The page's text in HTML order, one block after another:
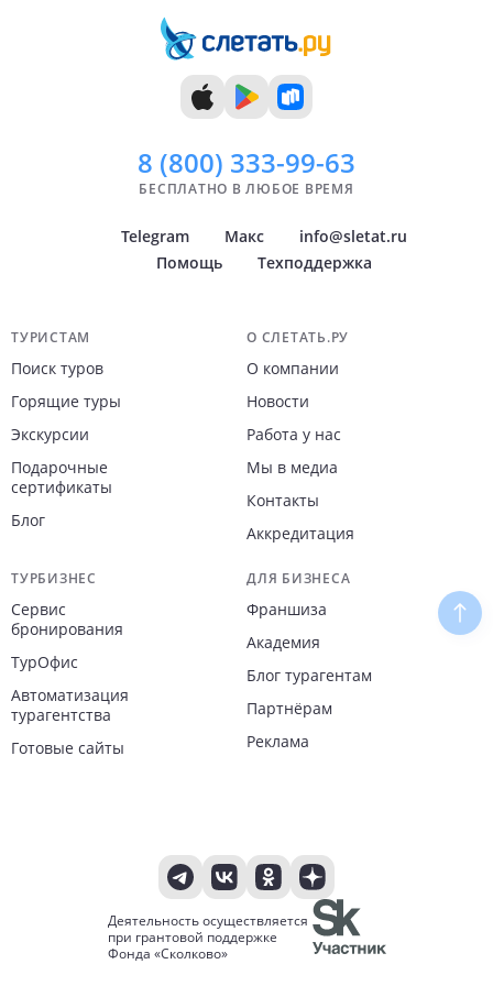
10 дней
12 дней
Октябрь
Декабрь
8 (800) 333-99-63
БЕСПЛАТНО В ЛЮБОЕ ВРЕМЯ
Telegram Макс
info@sletat.ru
Помощь
Техподдержка
Навигация по сайту
ТУРИСТАМ
Поиск туров
Горящие туры
Экскурсии
Подарочные
сертификаты
Блог
О СЛЕТАТЬ.РУ
О компании
Новости
Работа у нас
Мы в медиа
Контакты
Аккредитация
ТУРБИЗНЕС
Сервис
бронирования
ТурОфис
Автоматизация
турагентства
Готовые сайты
ДЛЯ БИЗНЕСА
Франшиза
Академия
Блог турагентам
Партнёрам
Реклама
Деятельность осуществляется
при грантовой поддержке
Фонда «Сколково»